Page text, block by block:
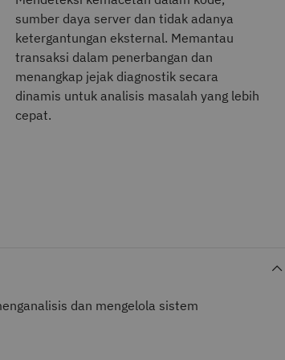
sumber daya server dan tidak adanya
ketergantungan eksternal. Memantau
transaksi dalam penerbangan dan
menangkap jejak diagnostik secara
dinamis untuk analisis masalah yang lebih
cepat.
dan mengelola sistem